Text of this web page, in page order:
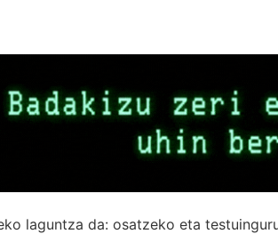
laguntza da: osatzeko eta